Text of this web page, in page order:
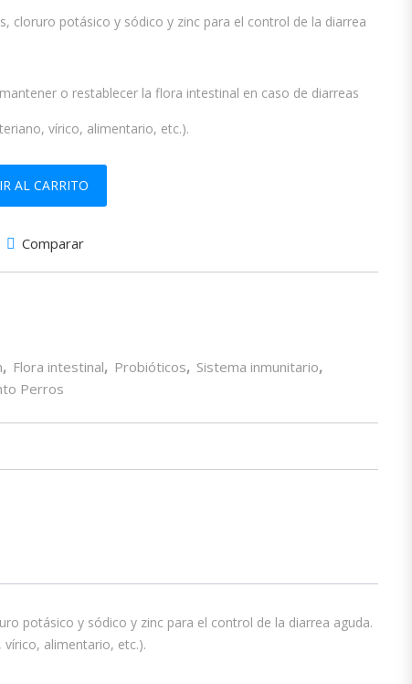
cloruro potásico y sódico y zinc para el control de la diarrea
o restablecer la flora intestinal en caso de diarreas
vírico, alimentario, etc.).
AL CARRITO
Comparar
, Flora intestinal, Probióticos, Sistema inmunitario,
Perros
potásico y sódico y zinc para el control de la diarrea aguda.
alimentario, etc.).